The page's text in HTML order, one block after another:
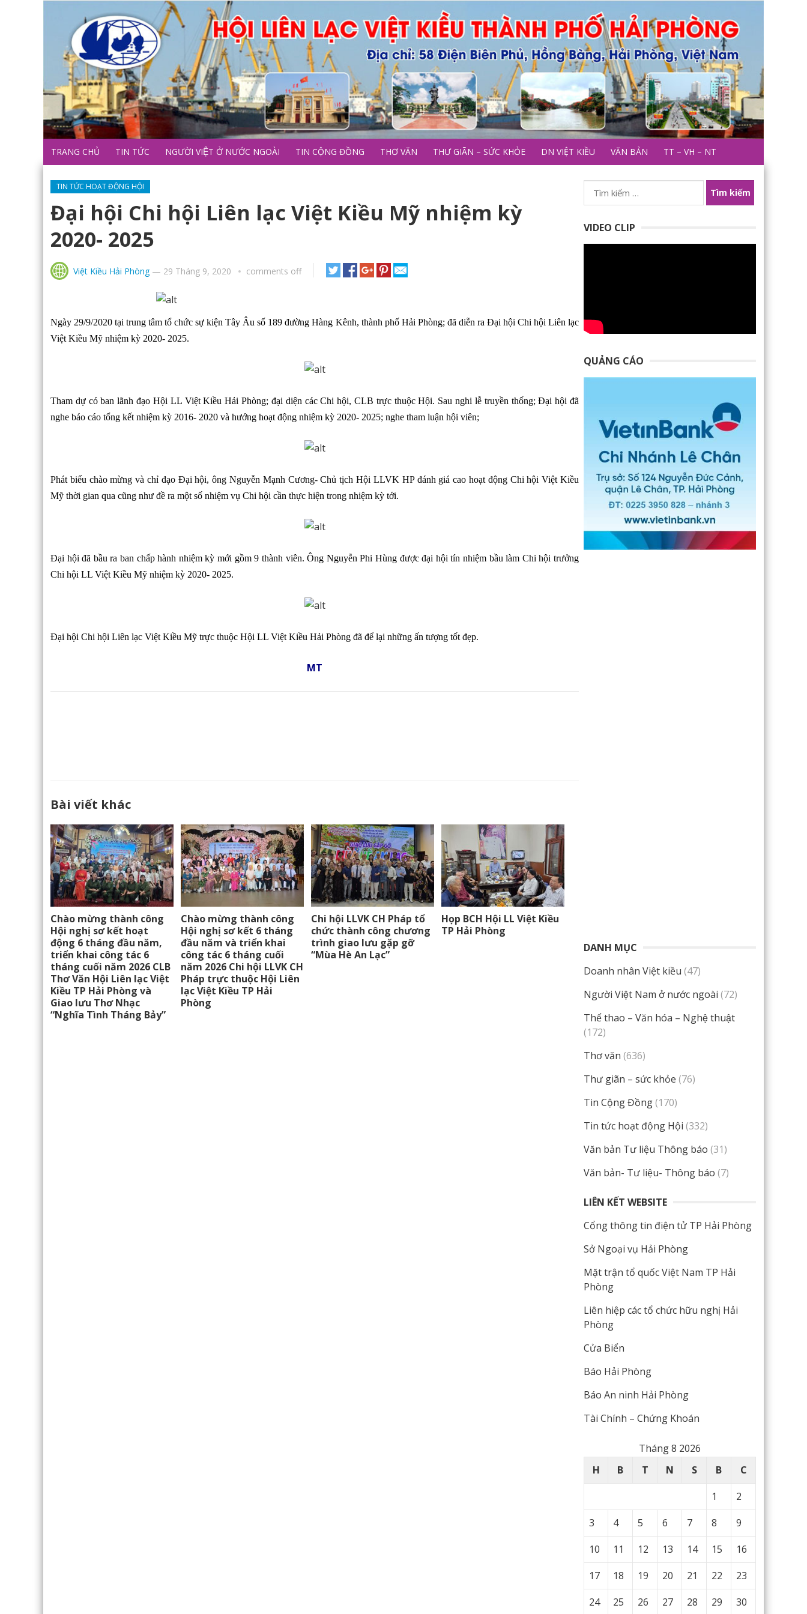
TRANG CHỦ TIN TỨC NGƯỜI VIỆT Ở NƯỚC NGOÀI TIN CỘNG ĐỒNG THƠ VĂN THƯ GIÃN – SỨC KHỎE DN VIỆT KIỀU VĂN BẢN TT – VH – NT
TIN TỨC HOẠT ĐỘNG HỘI
Đại hội Chi hội Liên lạc Việt Kiều Mỹ nhiệm kỳ
2020- 2025
Việt Kiều Hải Phòng— 29 Tháng 9, 2020 comments off
Ngày 29/9/2020 tại trung tâm tổ chức sự kiện Tây Âu số 189 đường Hàng Kênh, thành phố Hải Phòng; đã diễn ra Đại hội Chi hội Liên lạc
Việt Kiều Mỹ nhiệm kỳ 2020- 2025.
Tham dự có ban lãnh đạo Hội LL Việt Kiều Hải Phòng; đại diện các Chi hội, CLB trực thuộc Hội. Sau nghi lễ truyền thống; Đại hội đã
nghe báo cáo tổng kết nhiệm kỳ 2016- 2020 và hướng hoạt động nhiệm kỳ 2020- 2025; nghe tham luận hội viên;
Phát biểu chào mừng và chỉ đạo Đại hội, ông Nguyễn Mạnh Cương- Chủ tịch Hội LLVK HP đánh giá cao hoạt động Chi hội Việt Kiều
Mỹ thời gian qua cũng như đề ra một số nhiệm vụ Chi hội cần thực hiện trong nhiệm kỳ tới.
Đại hội đã bầu ra ban chấp hành nhiệm kỳ mới gồm 9 thành viên. Ông Nguyễn Phi Hùng được đại hội tín nhiệm bầu làm Chi hội trưởng
Chi hội LL Việt Kiều Mỹ nhiệm kỳ 2020- 2025.
Đại hội Chi hội Liên lạc Việt Kiều Mỹ trực thuộc Hội LL Việt Kiều Hải Phòng đã để lại những ấn tượng tốt đẹp.
MT
Bài viết khác
Chào mừng thành công
Hội nghị sơ kết hoạt
động 6 tháng đầu năm,
triển khai công tác 6
tháng cuối năm 2026 CLB
Thơ Văn Hội Liên lạc Việt
Kiều TP Hải Phòng và
Giao lưu Thơ Nhạc
“Nghĩa Tình Tháng Bảy”
Chào mừng thành công
Hội nghị sơ kết 6 tháng
đầu năm và triển khai
công tác 6 tháng cuối
năm 2026 Chi hội LLVK CH
Pháp trực thuộc Hội Liên
lạc Việt Kiều TP Hải
Phòng
Chi hội LLVK CH Pháp tổ
chức thành công chương
trình giao lưu gặp gỡ
“Mùa Hè An Lạc”
Họp BCH Hội LL Việt Kiều
TP Hải Phòng
Tìm
kiếm
VIDEO CLIP
QUẢNG CÁO
DANH MỤC
Doanh nhân Việt kiều (47)
Người Việt Nam ở nước ngoài (72)
Thể thao – Văn hóa – Nghệ thuật
(172)
Thơ văn (636)
Thư giãn – sức khỏe (76)
Tin Cộng Đồng(170)
Tin tức hoạt động Hội (332)
Văn bản Tư liệu Thông báo (31)
Văn bản- Tư liệu- Thông báo (7)
LIÊN KẾT WEBSITE
Cổng thông tin điện tử TP Hải Phòng
Sở Ngoại vụ Hải Phòng
Mặt trận tổ quốc Việt Nam TP Hải
Phòng
Liên hiệp các tổ chức hữu nghị Hải
Phòng
Cửa Biển
Báo Hải Phòng
Báo An ninh Hải Phòng
Tài Chính – Chứng Khoán
Tháng 8 2026
H
B T N S B
C
1
2
3
4 5 6 7 8
9
10
11 12 13 14 15
16
17
18 19 20 21 22
23
24
25 26 27 28 29
30